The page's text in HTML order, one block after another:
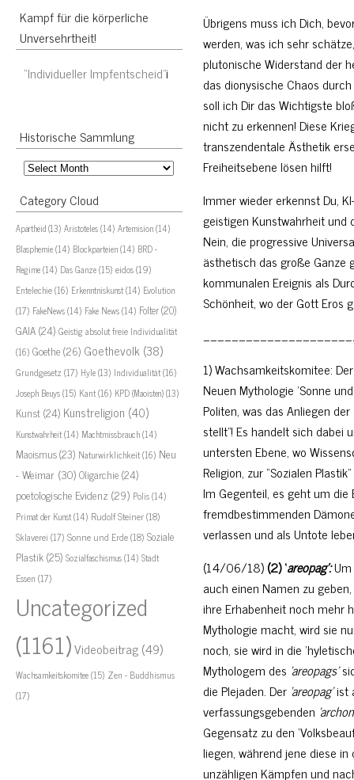
Kampf für die körperliche
Unversehrtheit!
“Individueller Impfentscheid”i
Historische Sammlung
Historische
Category Cloud
Apartheid(13) Aristoteles(14) Artemision(14)
Blasphemie(14) Blockparteien(14) BRD -
Regime(14) Das Ganze(15) eidos(19)
Entelechie(16) Erkenntniskunst(14) Evolution
(17) FakeNews(14) Fake News(14) Folter(20)
GAIA(24) Geistig absolut freie Individualität
(16) Goethe(26) Goethevolk (38)
Grundgesetz (17) Hyle(13) Individualität(16)
Joseph Beuys(15) Kant(16) KPD (Maoisten)(13)
Kunst(24) Kunstreligion (40)
Kunstwahrheit(14) Machtmissbrauch(14)
Maoismus(23) Naturwirklichkeit(16) Neu
- Weimar (30)Oligarchie(24)
poetologische Evidenz (29) Polis(14)
Primat der Kunst(14) Rudolf Steiner(18)
Sklaverei (17) Sonne und Erde(18) Soziale
Plastik(25) Sozialfaschismus(14) Stadt
Essen (17)
Uncategorized
(1161)Videobeitrag(49)
Wachsamkeitskomitee(15) Zen - Buddhismus
(17)
Übrigens muss ich Dich,
werden, was ich sehr
plutonische Widerstand der
das dionysische Chaos
soll ich Dir das Wichtigste
nicht zu erkennen! Diese
transzendentale Ästhetik
Freiheitsebene lösen hilft!
Immer wieder erkennst Du,
geistigen Kunstwahrheit
Nein, die progressive
ästhetisch das große Ganze
kommunalen Ereignis als
Schönheit, wo der Gott Eros
1) Wachsamkeitskomitee:
Neuen Mythologie ‘Sonne
Politen, was das Anliegen
stellt”! Es handelt sich
untersten Ebene, wo
Religion, zur “Sozialen
Im Gegenteil, es geht um
fremdbestimmenden
verlassen und als Untote
(14/06/18)(2) ‘areopag’:Um
auch einen Namen zu
ihre Erhabenheit noch mehr
Mythologie macht, wird sie
noch, sie wird in die
Mythologem des ‘areopags’
die Plejaden. Der ‘areopag’ist
verfassungsgebenden
Gegensatz zu den
liegen, während jene diese
unzähligen Kämpfen und